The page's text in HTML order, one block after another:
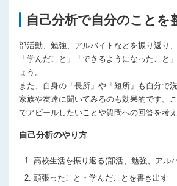
自己分析で自分のことを
部活動、勉強、アルバイトなどを振り返り
「学んだこと」「できるようになったこと
ょう。
また、自身の「長所」や「短所」も自分で
家族や友達に聞いてみるのも効果的です。
でアピールしたいことや質問への回答を考え
自己分析のやり方
高校生活を振り返る(部活、勉強、アル
頑張ったこと・学んだことを書き出す